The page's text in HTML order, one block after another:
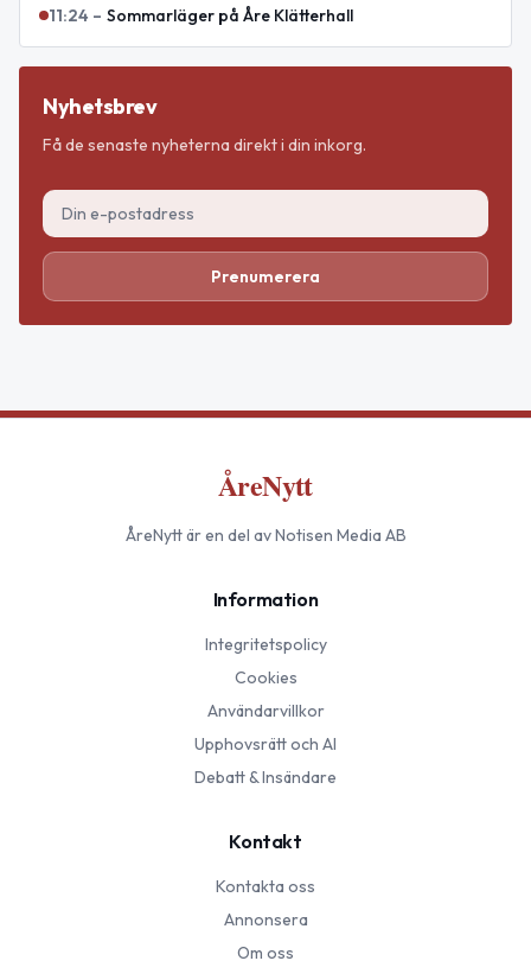
11:24 – Sommarläger på Åre Klätterhall
Nyhetsbrev
Få de senaste nyheterna direkt i din inkorg.
Prenumerera
ÅreNytt
ÅreNyttär en del av Notisen Media AB
Information
Integritetspolicy
Cookies
Användarvillkor
Upphovsrätt och AI
Debatt & Insändare
Kontakt
Kontakta oss
Annonsera
Om oss